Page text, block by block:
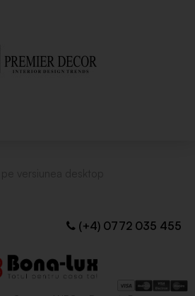
(+4) 0772 035 455